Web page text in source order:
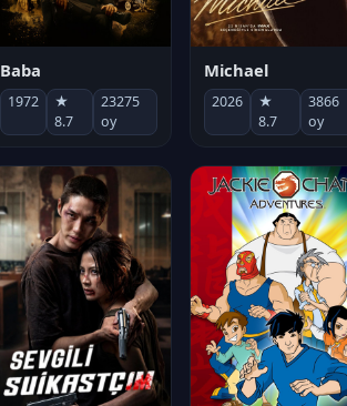
Baba
1972
★
8.7
23275
oy
Michael
2026
★
8.7
3866
oy